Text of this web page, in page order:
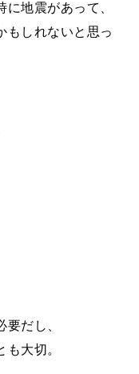
地震があって、
もしれないと思っ
だし、
大切。